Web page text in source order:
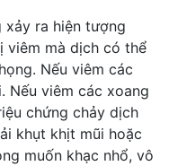
xảy ra hiện tượng
viêm mà dịch có thể
Nếu viêm các
Nếu viêm các xoang
chứng chảy dịch
khụt khịt mũi hoặc
muốn khạc nhổ, vô